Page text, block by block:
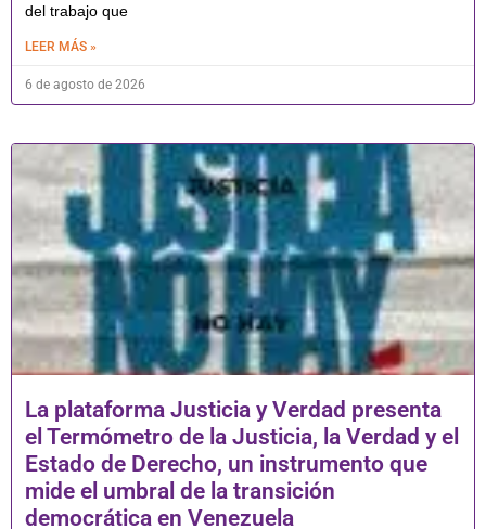
del trabajo que
LEER MÁS »
6 de agosto de 2026
La plataforma Justicia y Verdad presenta
el Termómetro de la Justicia, la Verdad y el
Estado de Derecho, un instrumento que
mide el umbral de la transición
democrática en Venezuela